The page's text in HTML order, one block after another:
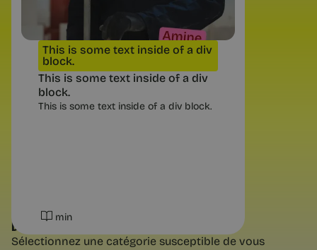
clarté émotionnelle. Utiliser la peur et
le doute comme indicateurs de ses
valeurs.
4 min
This is some text inside of a div
block.
This is some text inside of a div
block.
This is some text inside of a div block.
min
DÉCOUVREZ NOS AUTRES CATÉGORIES
Sélectionnez une catégorie susceptible de vous